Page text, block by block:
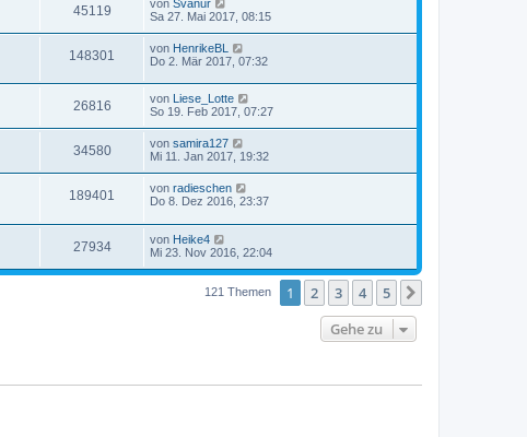
45119 von Svanur
Sa 27. Mai 2017, 08:15
148301 von HenrikeBL
Do 2. Mär 2017, 07:32
26816 von
Liese_Lotte
So 19. Feb 2017, 07:27
34580 von samira127
Mi 11. Jan 2017, 19:32
189401 von radieschen
Do 8. Dez 2016, 23:37
27934 von Heike4
Mi 23. Nov 2016, 22:04
121 Themen 1 2 3 4 5
Gehe zu